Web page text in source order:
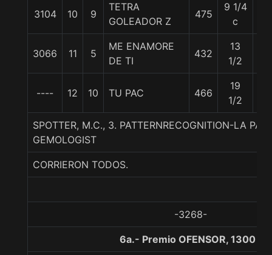
3104 10 9
TETRA
GOLEADOR Z
475
9 1/4
c
3066 11 5
ME ENAMORE
DE TI
432
13
1/2
---- 12 10 TU PAC 466
19
1/2
SPOTTER, M.C., 3. PATTERNRECOGNITION-LA PAZ
GEMOLOGIST
CORRIERON TODOS.
-3268-
6a.- Premio OFENSOR, 1300